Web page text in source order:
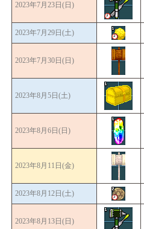
2023年7月23日(日)
2023年7月29日(土)
2023年7月30日(日)
2023年8月5日(土)
2023年8月6日(日)
2023年8月11日(金)
2023年8月12日(土)
2023年8月13日(日)